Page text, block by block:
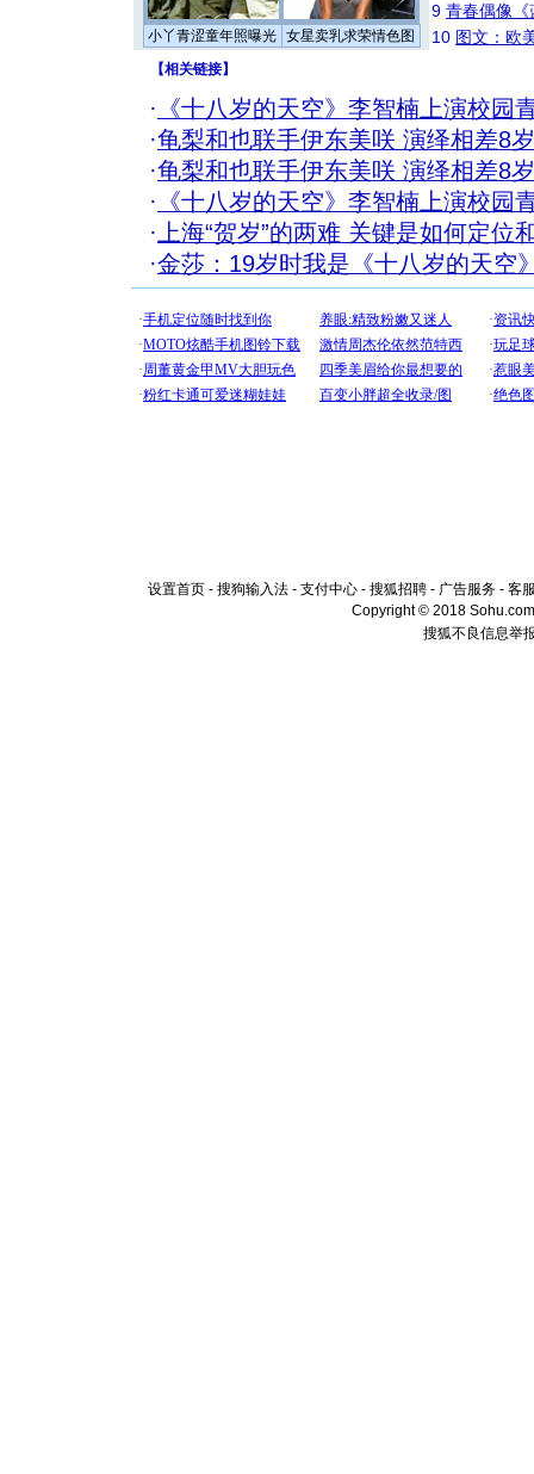
小丫青涩童年照曝光 女星卖乳求荣情色图
9 青春偶像《
10 图文：欧
【相关链接】
· 《十八岁的天空》李智楠上演校园
·龟梨和也联手伊东美咲 演绎相差8
·龟梨和也联手伊东美咲 演绎相差8
· 《十八岁的天空》李智楠上演校园
· 上海“贺岁”的两难 关键是如何定位
·金莎：19岁时我是《十八岁的天空
设置首页 - 搜狗输入法 - 支付中心 - 搜狐招聘 - 广告服务 - 客
Copyright © 2018
搜狐不良信息举